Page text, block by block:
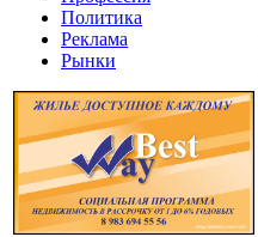
Политика
Реклама
Рынки